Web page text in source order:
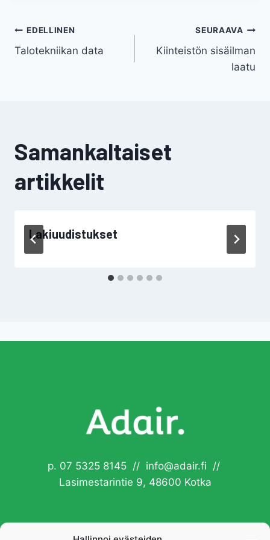
Artikkelien
EDELLINEN
Talotekniikan data
SEURAAVA
Kiinteistön sisäilman
laatu
Samankaltaiset
artikkelit
Lakiuudistukset
p. 07 5325 8145 // info@adair.fi //
Lasimestarintie 9, 48600 Kotka